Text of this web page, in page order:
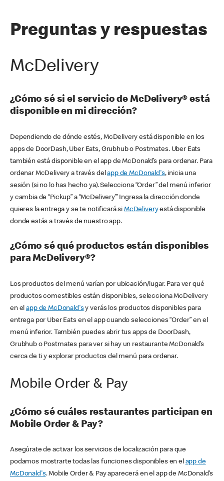
Preguntas y respuestas
McDelivery
¿Cómo sé si el servicio de McDelivery® está
disponible en mi dirección?
Dependiendo de dónde estés, McDelivery está disponible en los
apps de DoorDash, Uber Eats, Grubhub o Postmates. Uber Eats
también está disponible en el app de McDonald’s para ordenar. Para
ordenar McDelivery a través delapp de McDonald's, inicia una
sesión (si no lo has hecho ya). Selecciona “Order” del menú inferior
y cambia de “Pickup” a “McDelivery’” Ingresa la dirección donde
quieres la entrega y se te notificará si McDeliveryestá disponible
donde estás a través de nuestro app.
¿Cómo sé qué productos están disponibles
para McDelivery®?
Los productos del menú varían por ubicación/lugar. Para ver qué
productos comestibles están disponibles, selecciona McDelivery
en elapp de McDonald'sy verás los productos disponibles para
entrega por Uber Eats en el app cuando selecciones “Order” en el
menú inferior. También puedes abrir tus apps de DoorDash,
Grubhub o Postmates para ver si hay un restaurante McDonald’s
cerca de ti y explorar productos del menú para ordenar.
Mobile Order & Pay
¿Cómo sé cuáles restaurantes participan en
Mobile Order & Pay?
Asegúrate de activar los servicios de localización para que
podamos mostrarte todas las funciones disponibles en el app de
McDonald's. Mobile Order & Pay aparecerá en el app de McDonald’s